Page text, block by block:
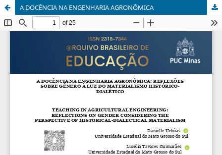
A DOCÊNCIA NA ENGENHARIA AGRONÔMICA